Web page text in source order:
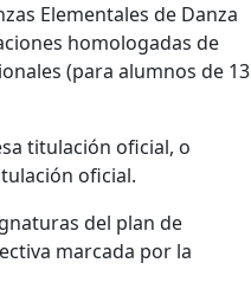
Elementales de Danza
homologadas de
(para alumnos de 13
titulación oficial, o
oficial.
del plan de
marcada por la